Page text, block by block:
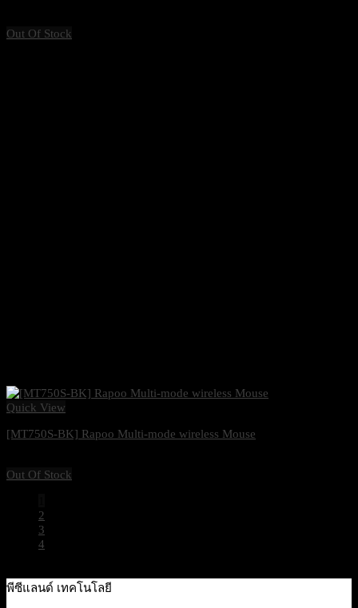
Out Of Stock
Quick View
[MT750S-BK] Rapoo Multi-mode wireless Mouse
Out Of Stock
2
3
4
พีซีแลนด์ เทคโนโลยี